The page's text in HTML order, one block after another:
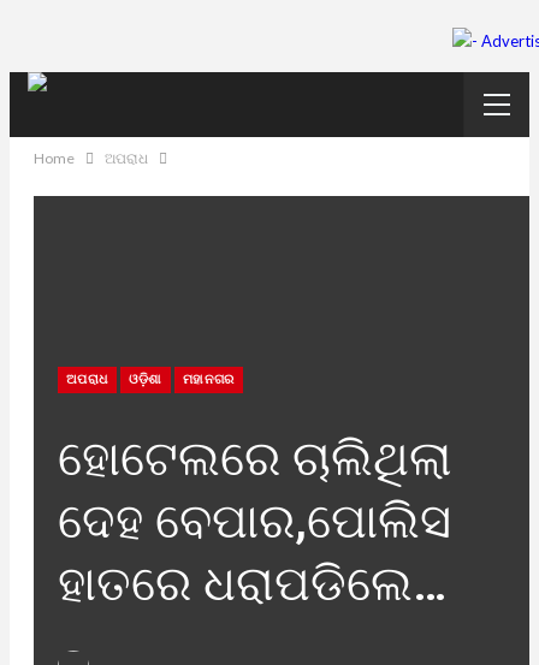
Home ଅପରାଧ
ଅପରାଧ ଓଡ଼ିଶା ମହାନଗର
ହୋଟେଲରେ ଚାଲିଥିଲା
ଦେହ ବେପାର,ପୋଲିସ
ହାତରେ ଧରାପଡିଲେ…